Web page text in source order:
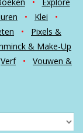
• Klei
•
•
Pixels &
& Make-Up
Verf •
Vouwen &